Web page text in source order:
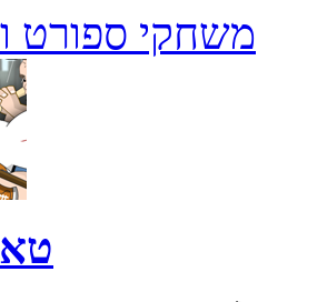
משחקי ספורט